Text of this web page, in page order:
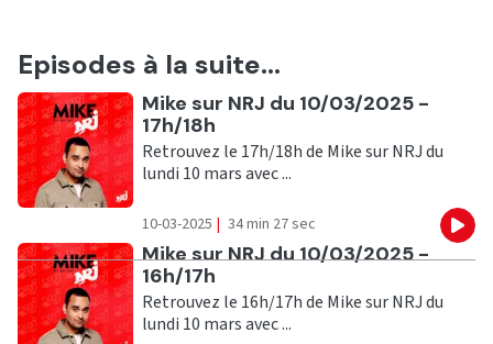
Episodes à la suite...
Ecouter
Mike sur NRJ du 10/03/2025 -
17h/18h
Retrouvez le 17h/18h de Mike sur NRJ du
lundi 10 mars avec ...
10-03-2025 | 34 min 27 sec
Ecouter
Mike sur NRJ du 10/03/2025 -
16h/17h
Retrouvez le 16h/17h de Mike sur NRJ du
lundi 10 mars avec ...